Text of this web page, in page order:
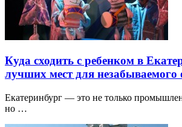
Куда сходить с ребенком в
лучших мест для незабываемого
Екатеринбург — это не только
но …